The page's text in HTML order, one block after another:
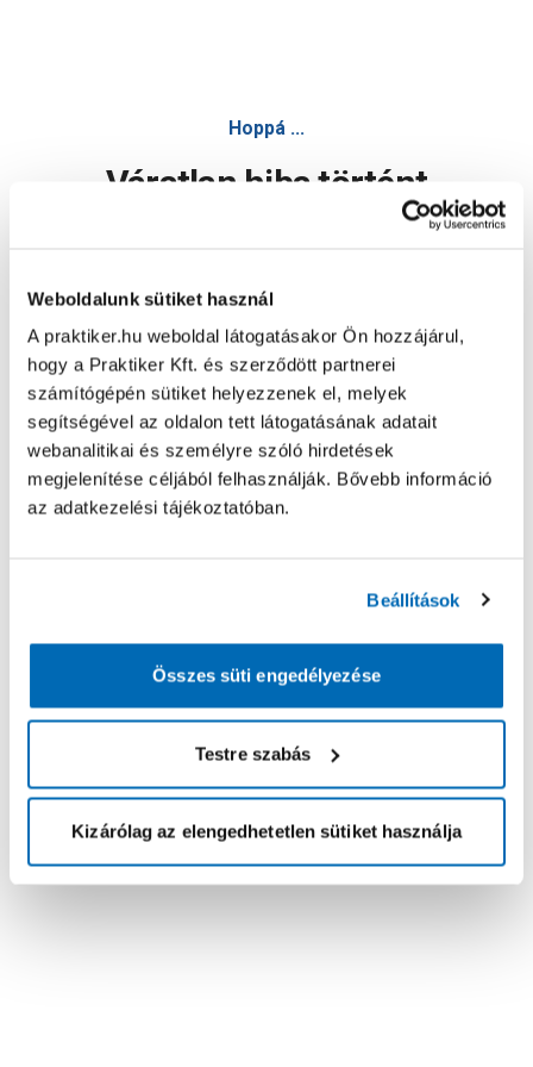
Weboldalunk sütiket használ
A praktiker.hu weboldal látogatásakor Ön hozzájárul,
hogy a Praktiker Kft. és szerződött partnerei
számítógépén sütiket helyezzenek el, melyek
segítségével az oldalon tett látogatásának adatait
webanalitikai és személyre szóló hirdetések
megjelenítése céljából felhasználják. Bővebb információ
az adatkezelési tájékoztatóban.
Beállítások
Összes süti engedélyezése
Testre szabás
Kizárólag az elengedhetetlen sütiket használja
Hoppá ...
Váratlan hiba történt
Oldal újratöltése